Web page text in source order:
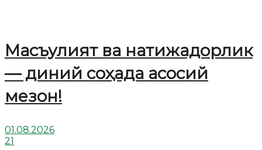
Масъулият ва натижадорлик
— диний соҳада асосий
мезон!
01.08.2026
21